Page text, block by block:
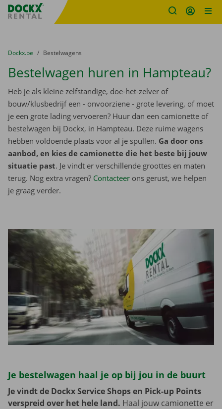
Fratello DEMO
U bevindt zich hier:
van
Dockx.be naar
Bestelwagens
Bestelwagen huren in Hampteau?
Heb je als kleine zelfstandige, doe-het-zelver of
bouw/klusbedrijf een - onvoorziene - grote levering, of moet
je een grote lading vervoeren? Huur dan een camionette of
bestelwagen bij Dockx, in Hampteau. Deze ruime wagens
hebben voldoende plaats voor al je spullen. Ga door ons
aanbod, en kies de camionette die het beste bij jouw
situatie past. Je vindt er verschillende groottes en maten
terug. Nog extra vragen? Contacteer ons gerust, we helpen
je graag verder.
Je bestelwagen haal je op bij jou in de buurt
Je vindt de Dockx Service Shops en Pick-up Points
verspreid over het hele land. Haal jouw camionette er